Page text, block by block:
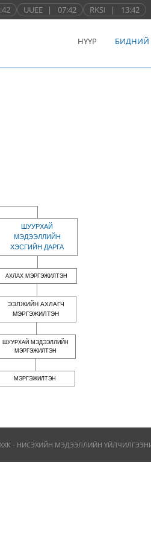
UUEE | 07:42 RKSI | 13:42
НҮҮР БИДНИЙ
ШУУРХАЙ
МЭДЭЭЛЛИЙН
ХЭСГИЙН ДАРГА
АХЛАХ МЭРГЭЖИЛТЭН
ЭЭЛЖИЙН АХЛАГЧ
МЭРГЭЖИЛТЭН
ШУУРХАЙ МЭДЭЭЛЛИЙН
МЭРГЭЖИЛТЭН
МЭРГЭЖИЛТЭН
- НИСЭХИЙН МЭДЭЭЛЛИЙН